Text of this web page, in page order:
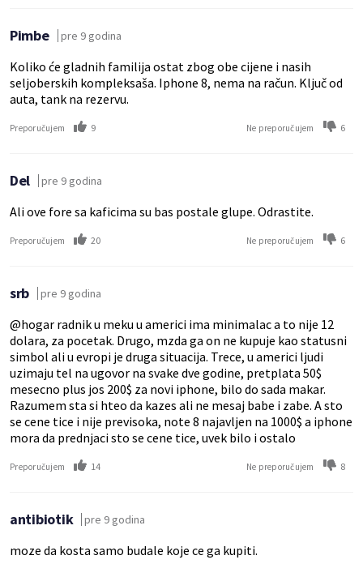
Pimbe pre 9 godina
Koliko će gladnih familija ostat zbog obe cijene i nasih
seljoberskih kompleksaša. Iphone 8, nema na račun. Ključ od
auta, tank na rezervu.
Preporučujem 9 Ne preporučujem 6
Del pre 9 godina
Ali ove fore sa kaficima su bas postale glupe. Odrastite.
Preporučujem 20 Ne preporučujem 6
srb pre 9 godina
@hogar radnik u meku u americi ima minimalac a to nije 12
dolara, za pocetak. Drugo, mzda ga on ne kupuje kao statusni
simbol ali u evropi je druga situacija. Trece, u americi ljudi
uzimaju tel na ugovor na svake dve godine, pretplata 50$
mesecno plus jos 200$ za novi iphone, bilo do sada makar.
Razumem sta si hteo da kazes ali ne mesaj babe i zabe. A sto
se cene tice i nije previsoka, note 8 najavljen na 1000$ a iphone
mora da prednjaci sto se cene tice, uvek bilo i ostalo
Preporučujem 14 Ne preporučujem 8
antibiotik pre 9 godina
moze da kosta samo budale koje ce ga kupiti.